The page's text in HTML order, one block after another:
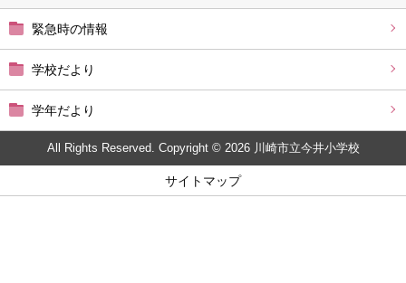
緊急時の情報
学校だより
学年だより
All Rights Reserved. Copyright © 2026 川崎市立今井小学校
サイトマップ